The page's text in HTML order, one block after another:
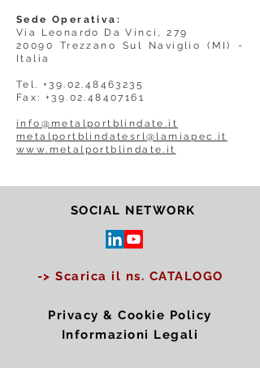
Sede Operativa:
Via Leonardo Da Vinci, 279
20090 Trezzano Sul Naviglio (MI) -
Italia
Tel. +39.02.48463235
Fax: +39.02.48407161
info@metalportblindate.it
metalportblindatesrl@lamiapec.it
www.metalportblindate.it
SOCIAL NETWORK
-> Scarica il ns. CATALOGO
Privacy & Cookie Policy
Informazioni Legali